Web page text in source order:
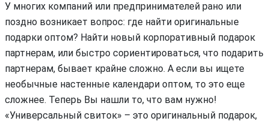
У многих компаний или предпринимателей рано или
поздно возникает вопрос: где найти оригинальные
подарки оптом? Найти новый корпоративный подарок
партнерам, или быстро сориентироваться, что подарить
партнерам, бывает крайне сложно. А если вы ищете
необычные настенные календари оптом, то это еще
сложнее. Теперь Вы нашли то, что вам нужно!
«Универсальный свиток» – это оригинальный подарок,